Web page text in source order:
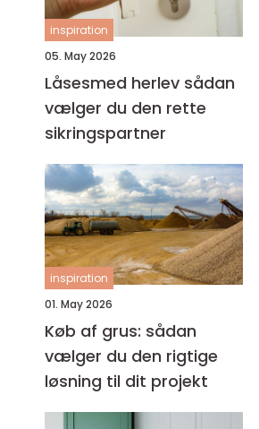
inspiration
05. May 2026
Låsesmed herlev sådan
vælger du den rette
sikringspartner
inspiration
01. May 2026
Køb af grus: sådan
vælger du den rigtige
løsning til dit projekt